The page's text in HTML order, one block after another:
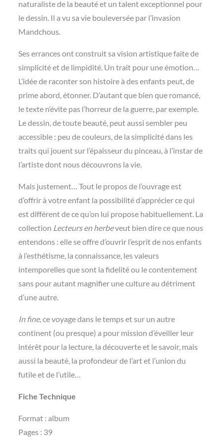
naturaliste de la beauté et un talent exceptionnel pour
le dessin. Il a vu sa vie bouleversée par l’invasion
Mandchous.
Ses errances ont construit sa vision artistique faite de
simplicité et de limpidité. Un trait pour une émotion…
L’idée de raconter son histoire à des enfants peut, de
primeabord, étonner. D’autant que bien que romancé,
le texte n’évite pas l’horreur de la guerre, par exemple.
Le dessin, de toute beauté, peut aussi sembler peu
accessible : peu de couleurs, de la simplicité dans les
traits qui jouent sur l’épaisseur du pinceau, à l’instar de
l’artiste dont nous découvrons la vie.
Mais justement… Tout le propos de l’ouvrage est
d’offrir à votre enfant la possibilité d’apprécier ce qui
est différent de ce qu’on lui propose habituellement. La
collection Lecteurs en herbeveut bien dire ce que nous
entendons : elle se offre d’ouvrir l’esprit de nos enfants
à l’esthétisme, la connaissance, les valeurs
intemporelles que sont la fidelité ou le contentement
sans pour autant magnifier une culture au détriment
d’une autre.
In fine, ce voyage dans le temps et sur un autre
continent (ou presque) a pour mission d’éveiller leur
intérêt pour la lecture, la découverte et le savoir, mais
aussi la beauté, la profondeur de l’art et l’union du
futile et de l’utile…
Fiche Technique
Format : album
Pages : 39